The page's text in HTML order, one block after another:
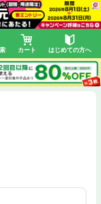
カート はじめての方へ